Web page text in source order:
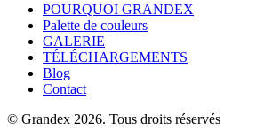
POURQUOI GRANDEX
Palette de couleurs
GALERIE
TÉLÉCHARGEMENTS
Blog
Contact
© Grandex 2026. Tous droits réservés